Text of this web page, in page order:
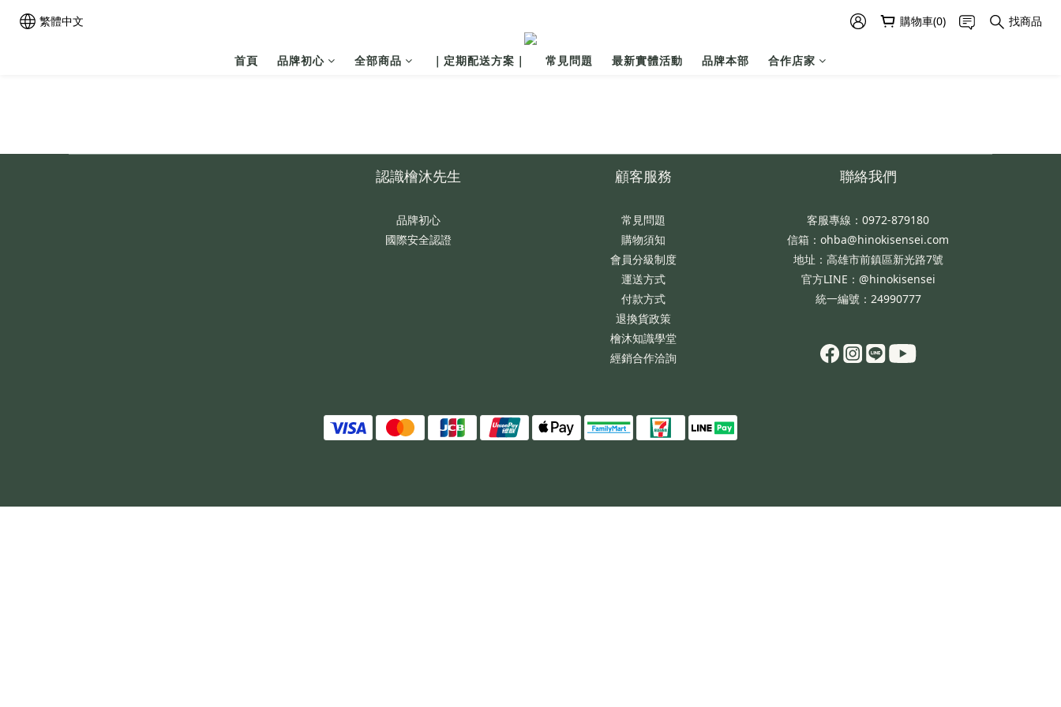
繁體中文 購物車(0) 找商品
首頁 品牌初心 全部商品 ｜定期配送方案｜ 常見問題 最新實體活動 品牌本部 合作店家
認識檜沐先生
品牌初心
國際安全認證
顧客服務
常見問題
購物須知
會員分級制度
運送方式
付款方式
退換貨政策
檜沐知識學堂
經銷合作洽詢
聯絡我們
客服專線：0972-879180
信箱：ohba@hinokisensei.com
地址：高雄市前鎮區新光路7號
官方LINE：@hinokisensei
統一編號：24990777